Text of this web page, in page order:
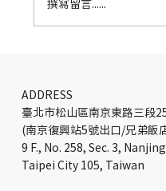
Basingstoke 再
ADDRESS
臺北市松山區南京東路三段
(南京復興站5號出口/兄弟飯
9 F., No. 258, Sec. 3,
Taipei City 105, Taiwan